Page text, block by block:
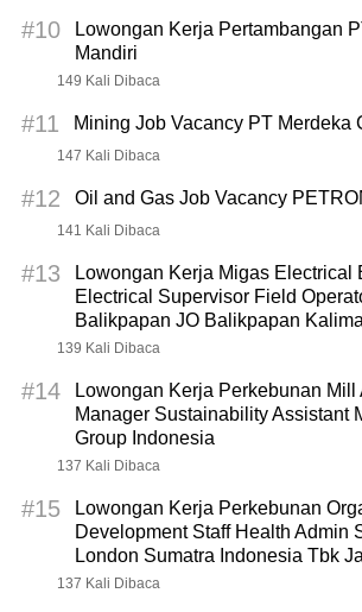
#10
Lowongan Kerja Pertambangan
Mandiri
149 Kali Dibaca
#11 Mining Job Vacancy PT Merdeka
147 Kali Dibaca
#12 Oil and Gas Job Vacancy
141 Kali Dibaca
#13
Lowongan Kerja Migas Electrical
Electrical Supervisor Field
Balikpapan JO Balikpapan
139 Kali Dibaca
#14
Lowongan Kerja Perkebunan Mill
Manager Sustainability Assistant
Group Indonesia
137 Kali Dibaca
#15
Lowongan Kerja Perkebunan
Development Staff Health Admin
London Sumatra Indonesia Tbk
137 Kali Dibaca